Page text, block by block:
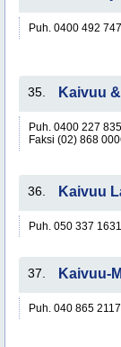
Puh. 0400 492 747
35. Kaivuu
Puh. 0400 227 835
Faksi (02) 868
36. Kaivuu
Puh. 050 337 1631
37. Kaivuu-
Puh. 040 865 2117